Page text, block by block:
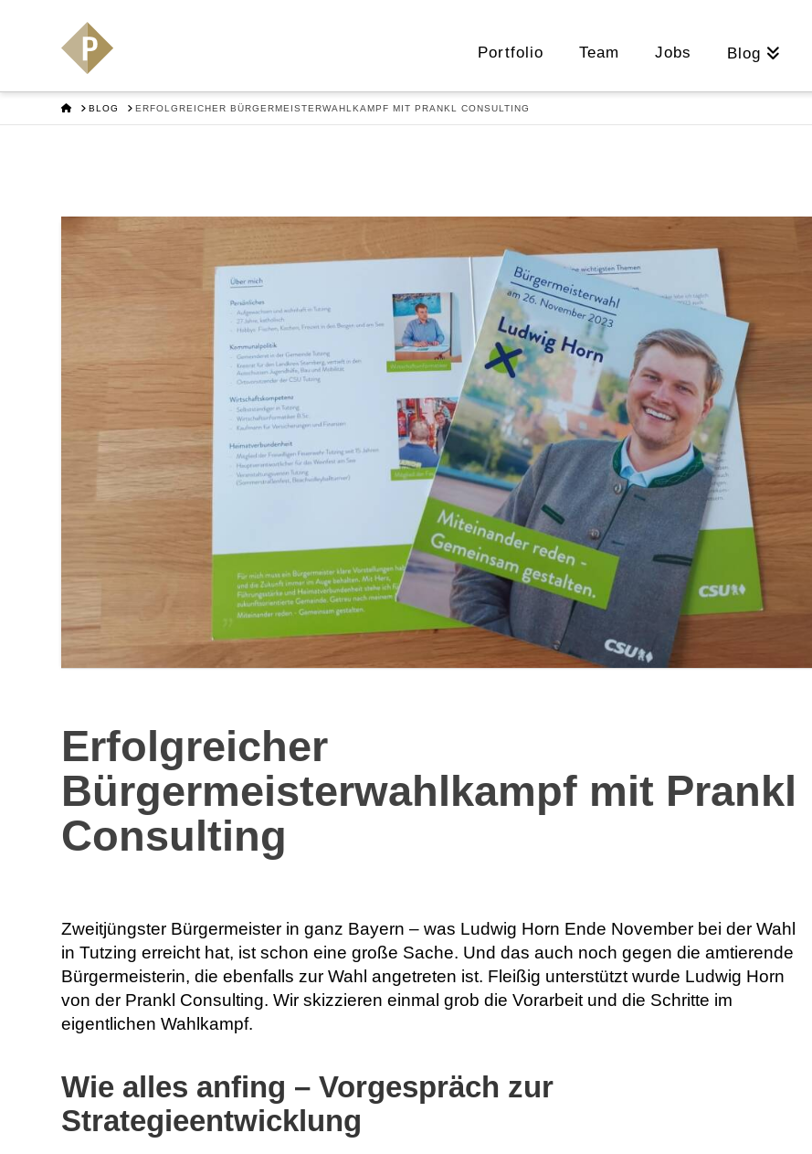
Portfolio Team Jobs Blog
HOMEBLOG ERFOLGREICHER BÜRGERMEISTERWAHLKAMPF MIT PRANKL CONSULTING
Erfolgreicher
Bürgermeisterwahlkampf mit Prankl
Consulting
Zweitjüngster Bürgermeister in ganz Bayern – was Ludwig Horn Ende November bei der Wahl
in Tutzing erreicht hat, ist schon eine große Sache. Und das auch noch gegen die amtierende
Bürgermeisterin, die ebenfalls zur Wahl angetreten ist. Fleißig unterstützt wurde Ludwig Horn
von der Prankl Consulting. Wir skizzieren einmal grob die Vorarbeit und die Schritte im
eigentlichen Wahlkampf.
Wie alles anfing – Vorgespräch zur
Strategieentwicklung